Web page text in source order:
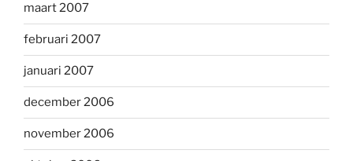
maart 2007
februari 2007
januari 2007
december 2006
november 2006